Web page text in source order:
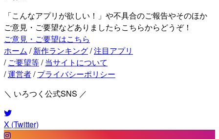
「こんなアプリが欲しい！」や不具合のご報告やそのほか
ご意見・ご要望などありましたらこちらからどうぞ！
ご意見・ご要望はこちら
ホーム / 新作ランキング/注目アプリ
/ ご要望等/ 当サイトについて
/運営者/ プライバシーポリシー
＼ いろつく公式SNS ／
X (Twitter)